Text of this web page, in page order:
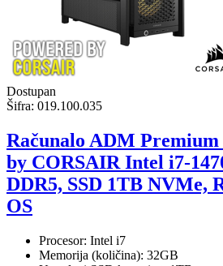
Dostupan
Šifra: 019.100.035
Računalo ADM Premium
by CORSAIR Intel i7-
DDR5, SSD 1TB NVMe,
OS
Procesor: Intel i7
Memorija (količina): 32GB